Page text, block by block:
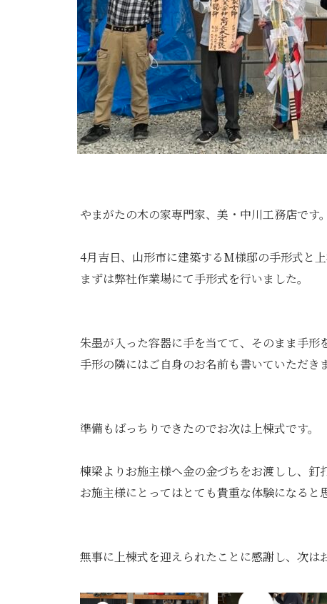
やまがたの木の家専門家、美・中川工務店です。
4月吉日、山形市に建築するM様邸の手形式と上
まずは弊社作業場にて手形式を行いました。
朱墨が入った容器に手を当てて、そのまま手形
手形の隣にはご自身のお名前も書いていただき
準備もばっちりできたのでお次は上棟式です。
棟梁よりお施主様へ金の金づちをお渡しし、釘
お施主様にとってはとても貴重な体験になると
無事に上棟式を迎えられたことに感謝し、次は